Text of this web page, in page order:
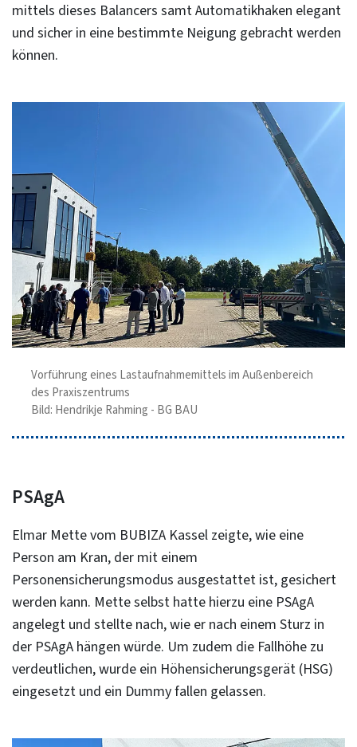
mittels dieses Balancers samt Automatikhaken elegant
und sicher in eine bestimmte Neigung gebracht werden
können.
Vorführung eines Lastaufnahmemittels im Außenbereich
des Praxiszentrums
Bild: Hendrikje Rahming - BG BAU
PSAgA
Elmar Mette vom BUBIZA Kassel zeigte, wie eine
Person am Kran, der mit einem
Personensicherungsmodus ausgestattet ist, gesichert
werden kann. Mette selbst hatte hierzu eine PSAgA
angelegt und stellte nach, wie er nach einem Sturz in
der PSAgA hängen würde. Um zudem die Fallhöhe zu
verdeutlichen, wurde ein Höhensicherungsgerät (HSG)
eingesetzt und ein Dummy fallen gelassen.